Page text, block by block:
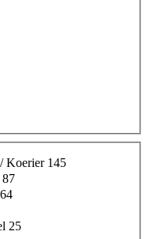
Koerier 145
87
64
25